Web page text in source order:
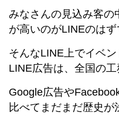
みなさんの見込み客の
が高いのがLINEのはず
そんなLINE上でイベ
LINE広告は、全国の工
Google広告や
比べてまだまだ歴史